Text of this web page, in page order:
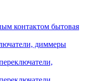
контактом бытовая
диммеры